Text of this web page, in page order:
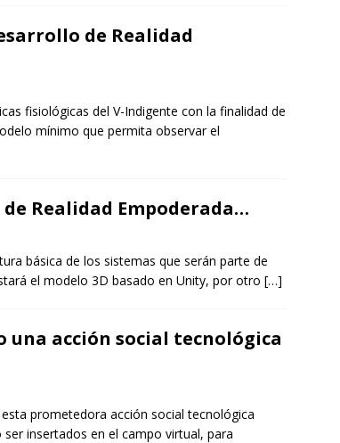
de Realidad
fisiológicas del V-Indigente con la finalidad de
mínimo que permita observar el
Realidad Empoderada…
básica de los sistemas que serán parte de
el modelo 3D basado en Unity, por otro […]
una acción social tecnológica
prometedora acción social tecnológica
insertados en el campo virtual, para